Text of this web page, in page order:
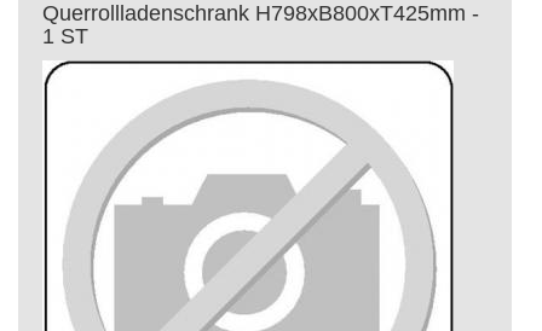
Querrollladenschrank H798xB800xT425mm -
1 ST